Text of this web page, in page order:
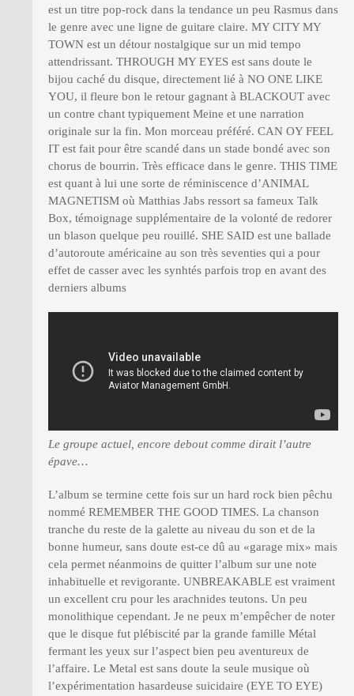
est un titre pop-rock dans la tendance un peu Rasmus dans
le genre avec une ligne de guitare claire. MY CITY MY
TOWN est un détour nostalgique sur un mid tempo
attendrissant. THROUGH MY EYES est sans doute le
bijou caché du disque, directement lié à NO ONE LIKE
YOU, il fleure bon le retour gagnant à BLACKOUT avec
un contre chant typiquement Meine et une narration
originale sur la fin. Mon morceau préféré. CAN OY FEEL
IT est fait pour être scandé dans un stade bondé avec son
chorus de bourrin. Très efficace dans le genre. THIS TIME
est quant à lui une sorte de réminiscence d’ANIMAL
MAGNETISM où Matthias Jabs ressort sa fameux Talk
Box, témoignage supplémentaire de la volonté de redorer
un blason quelque peu rouillé. SHE SAID est une ballade
d’autoroute américaine au son très seventies qui a pour
effet de casser avec les synhtés parfois trop en avant des
derniers albums
Le groupe actuel, encore debout comme dirait l’autre
épave…
L’album se termine cette fois sur un hard rock bien pêchu
nommé REMEMBER THE GOOD TIMES. La chanson
tranche du reste de la galette au niveau du son et de la
bonne humeur, sans doute est-ce dû au «garage mix» mais
cela permet néanmoins de quitter l’album sur une note
inhabituelle et revigorante. UNBREAKABLE est vraiment
un excellent cru pour les arachnides teutons. Un peu
monolithique cependant. Je ne peux m’empêcher de noter
que le disque fut plébiscité par la grande famille Métal
fermant les yeux sur l’aspect bien peu aventureux de
l’affaire. Le Metal est sans doute la seule musique où
l’expérimentation hasardeuse suicidaire (EYE TO EYE)